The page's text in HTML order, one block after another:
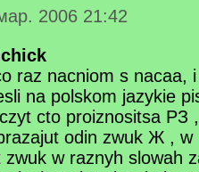
2006 21:42
raz nacniom s nacaa,
na polskom jazykie
cto proiznositsa PЗ
odin zwuk Ж , w
zwuk w raznyh slowah